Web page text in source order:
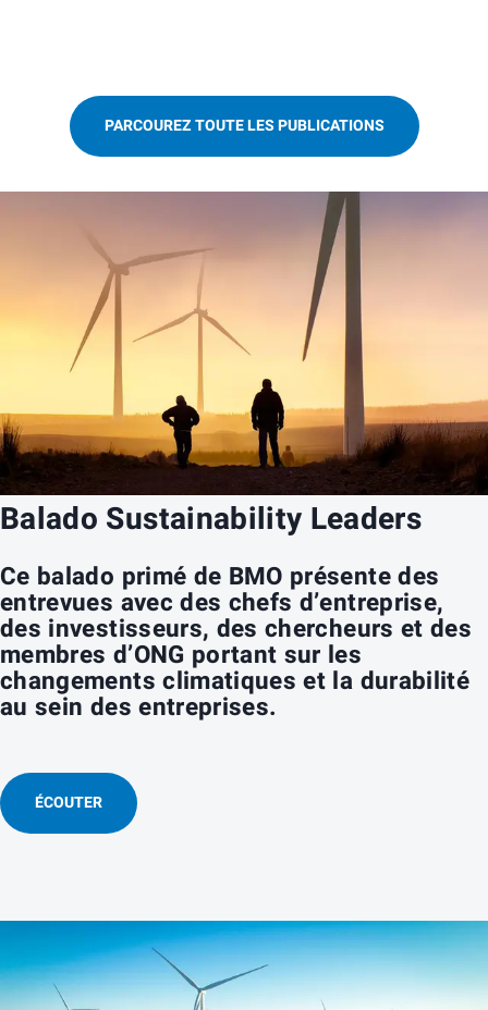
PARCOUREZ TOUTE LES PUBLICATIONS
Balado Sustainability Leaders
Ce balado primé de BMO présente des
entrevues avec des chefs d’entreprise,
des investisseurs, des chercheurs et des
membres d’ONG portant sur les
changements climatiques et la durabilité
au sein des entreprises.
ÉCOUTER